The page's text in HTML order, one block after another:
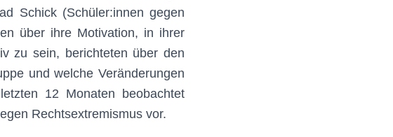
Schick (Schüler:innen gegen
über ihre Motivation, in ihrer
zu sein, berichteten über den
und welche Veränderungen
12 Monaten beobachtet
Rechtsextremismus vor.